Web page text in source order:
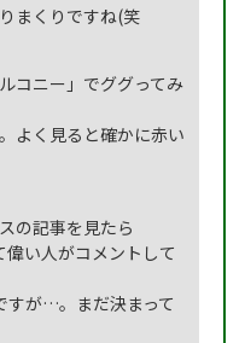
まくりですね(笑
コニー」でググってみ
よく見ると確かに赤い
の記事を見たら
い人がコメントして
すが…。まだ決まって